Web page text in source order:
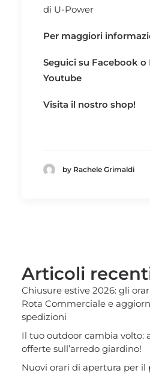
di U-Power
Per maggiori
Seguici su Facebook o
Youtube
Visita il nostro shop!
by Rachele Grimaldi
Articoli
Chiusure estive 2026: gli
Rota Commerciale e
spedizioni
Il tuo outdoor cambia volto:
offerte sull’arredo giardino!
Nuovi orari di apertura per